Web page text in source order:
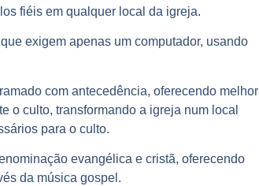
fiéis em qualquer local da igreja.
exigem apenas um computador, usando
com antecedência, oferecendo melhor
o culto, transformando a igreja num local
para o culto.
evangélica e cristã, oferecendo
da música gospel.